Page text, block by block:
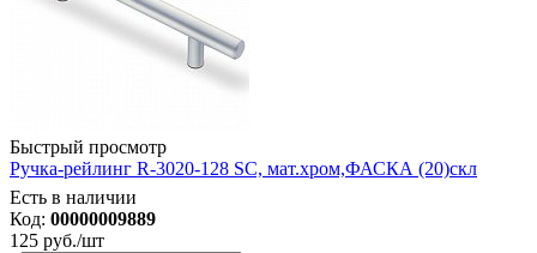
Быстрый просмотр
Ручка-рейлинг R-3020-128 SC, мат.хром,ФАСКА (20)скл
Есть в наличии
Код: 00000009889
125 руб./шт